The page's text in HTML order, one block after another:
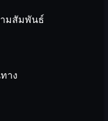
มสัมพันธ์
าง